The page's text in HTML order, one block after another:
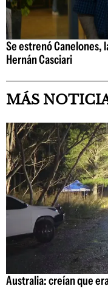
Se estrenó Canelones,
Hernán Casciari
MÁS
Australia: creían que